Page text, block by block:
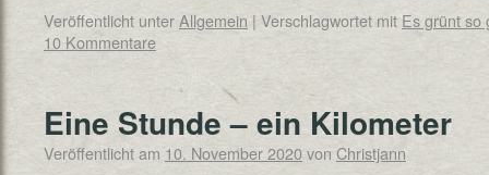
Veröffentlicht unter Allgemein | Verschlagwortet mit Es grünt so
10 Kommentare
Eine Stunde – ein Kilometer
Veröffentlicht am 10. November 2020 von Christjann